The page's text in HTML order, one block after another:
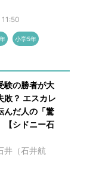
小学5年
験の勝者が大
敗？ エスカレ
んだ人の「驚
【シドニー石
井（石井航